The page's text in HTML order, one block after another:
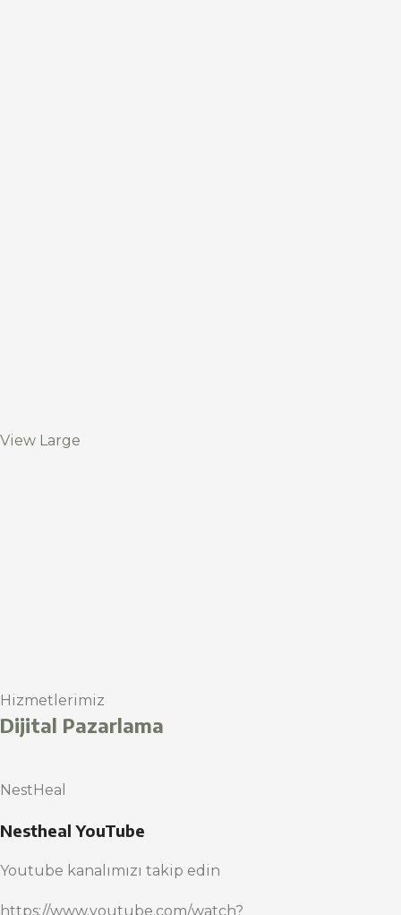
View Large
Hizmetlerimiz
Dijital Pazarlama
NestHeal
Nestheal YouTube
Youtube kanalımızı takip edin
https://www.youtube.com/watch?